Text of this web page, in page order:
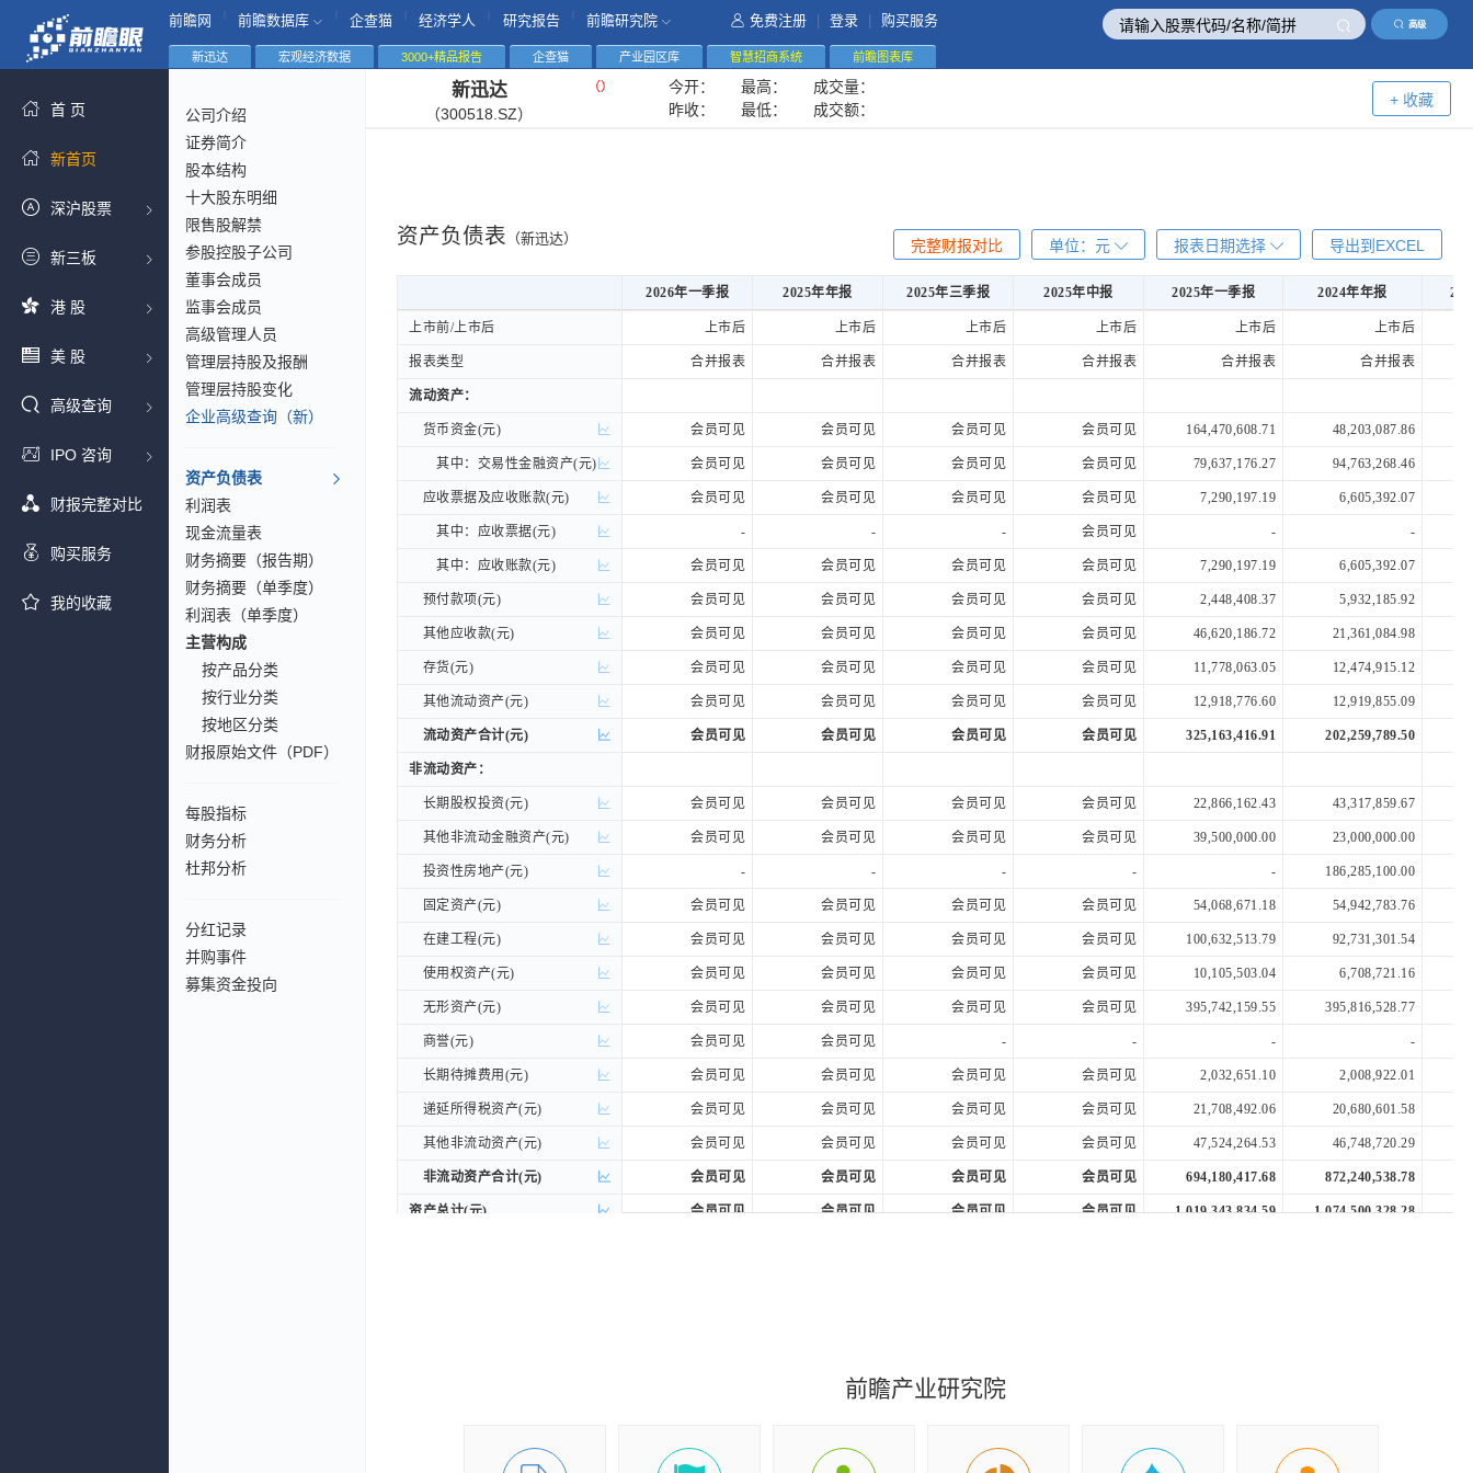
高级
前瞻网 前瞻数据库 企查猫 经济学人 研究报告 前瞻研究院 免费注册 登录 购买服务
首 页
新首页
深沪股票
新三板
港 股
美 股
高级查询
IPO 咨询
财报完整对比
购买服务
我的收藏
新迅达 宏观经济数据 3000+精品报告 企查猫 产业园区库 智慧招商系统 前瞻图表库
公司介绍
证券简介
股本结构
十大股东明细
限售股解禁
参股控股子公司
董事会成员
监事会成员
高级管理人员
管理层持股及报酬
管理层持股变化
企业高级查询（新）
资产负债表
利润表
现金流量表
财务摘要（报告期）
财务摘要（单季度）
利润表（单季度）
主营构成
按产品分类
按行业分类
按地区分类
财报原始文件（PDF）
每股指标
财务分析
杜邦分析
分红记录
并购事件
募集资金投向
新迅达
（300518.SZ）
（） 今开： 最高：
成交量：
昨收：
最低： 成交额：
+ 收藏
资产负债表 （新迅达） 导出到EXCEL
报表日期选择
单位： 元
完整财报对比
2026年一季报 2025年年报 2025年三季报 2025年中报 2025年一季报 2024年年报
2026年一季报
2025年年报 2025年三季报 2025年中报 2025年一季报 2024年年报
上市前/上市后 上市后 上市后 上市后 上市后 上市后 上市后
报表类型 合并报表 合并报表 合并报表 合并报表 合并报表 合并报表
流动资产：
货币资金(元) 会员可见 会员可见 会员可见 会员可见 164,470,608.71 48,203,087.86
其中：交易性金融资产(元) 会员可见 会员可见 会员可见 会员可见 79,637,176.27 94,763,268.46
应收票据及应收账款(元) 会员可见 会员可见 会员可见 会员可见 7,290,197.19 6,605,392.07
其中：应收票据(元) - - - 会员可见 - -
其中：应收账款(元) 会员可见 会员可见 会员可见 会员可见 7,290,197.19 6,605,392.07
预付款项(元) 会员可见 会员可见 会员可见 会员可见 2,448,408.37 5,932,185.92
其他应收款(元) 会员可见 会员可见 会员可见 会员可见 46,620,186.72 21,361,084.98
存货(元) 会员可见 会员可见 会员可见 会员可见 11,778,063.05 12,474,915.12
其他流动资产(元) 会员可见 会员可见 会员可见 会员可见 12,918,776.60 12,919,855.09
流动资产合计(元) 会员可见 会员可见 会员可见 会员可见 325,163,416.91 202,259,789.50
非流动资产：
长期股权投资(元) 会员可见 会员可见 会员可见 会员可见 22,866,162.43 43,317,859.67
其他非流动金融资产(元) 会员可见 会员可见 会员可见 会员可见 39,500,000.00 23,000,000.00
投资性房地产(元) - - - - - 186,285,100.00
固定资产(元) 会员可见 会员可见 会员可见 会员可见 54,068,671.18 54,942,783.76
在建工程(元) 会员可见 会员可见 会员可见 会员可见 100,632,513.79 92,731,301.54
使用权资产(元) 会员可见 会员可见 会员可见 会员可见 10,105,503.04 6,708,721.16
无形资产(元) 会员可见 会员可见 会员可见 会员可见 395,742,159.55 395,816,528.77
商誉(元) 会员可见 会员可见 - - - -
长期待摊费用(元) 会员可见 会员可见 会员可见 会员可见 2,032,651.10 2,008,922.01
递延所得税资产(元) 会员可见 会员可见 会员可见 会员可见 21,708,492.06 20,680,601.58
其他非流动资产(元) 会员可见 会员可见 会员可见 会员可见 47,524,264.53 46,748,720.29
非流动资产合计(元) 会员可见 会员可见 会员可见 会员可见 694,180,417.68 872,240,538.78
资产总计(元) 会员可见 会员可见 会员可见 会员可见 1,019,343,834.59 1,074,500,328.28
会员可见 会员可见
会员可见 会员可见 会员可见 会员可见
上市前/上市后
报表类型
流动资产：
货币资金(元)
其中：交易性金融资产(元)
应收票据及应收账款(元)
其中：应收票据(元)
其中：应收账款(元)
预付款项(元)
其他应收款(元)
存货(元)
其他流动资产(元)
流动资产合计(元)
非流动资产：
长期股权投资(元)
其他非流动金融资产(元)
投资性房地产(元)
固定资产(元)
在建工程(元)
使用权资产(元)
无形资产(元)
商誉(元)
长期待摊费用(元)
递延所得税资产(元)
其他非流动资产(元)
非流动资产合计(元)
资产总计(元)
前瞻产业研究院